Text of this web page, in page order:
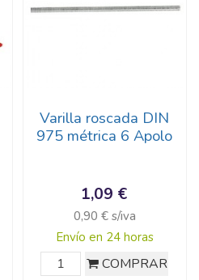
Varilla roscada DIN
975 métrica 6 Apolo
1,09 €
0,90 € s/iva
Envío en 24 horas
COMPRAR